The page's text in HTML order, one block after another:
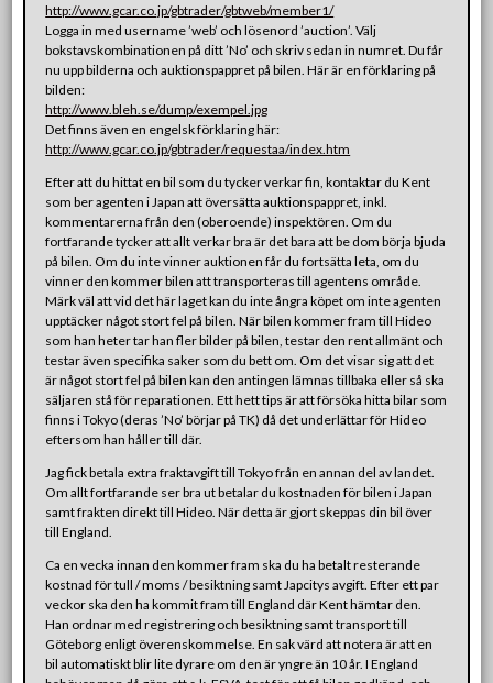
http://www.gcar.co.jp/gbtrader/gbtweb/member1/
Logga in med username ’web’ och lösenord ’auction’. Välj
bokstavskombinationen på ditt ’No’ och skriv sedan in numret. Du får
nu upp bilderna och auktionspappret på bilen. Här är en förklaring på
bilden:
http://www.bleh.se/dump/exempel.jpg
Det finns även en engelsk förklaring här:
http://www.gcar.co.jp/gbtrader/requestaa/index.htm
Efter att du hittat en bil som du tycker verkar fin, kontaktar du Kent
som ber agenten i Japan att översätta auktionspappret, inkl.
kommentarerna från den (oberoende) inspektören. Om du
fortfarande tycker att allt verkar bra är det bara att be dom börja bjuda
på bilen. Om du inte vinner auktionen får du fortsätta leta, om du
vinner den kommer bilen att transporteras till agentens område.
Märk väl att vid det här laget kan du inte ångra köpet om inte agenten
upptäcker något stort fel på bilen. När bilen kommer fram till Hideo
som han heter tar han fler bilder på bilen, testar den rent allmänt och
testar även specifika saker som du bett om. Om det visar sig att det
är något stort fel på bilen kan den antingen lämnas tillbaka eller så ska
säljaren stå för reparationen. Ett hett tips är att försöka hitta bilar som
finns i Tokyo (deras ’No’ börjar på TK) då det underlättar för Hideo
eftersom han håller till där.
Jag fick betala extra fraktavgift till Tokyo från en annan del av landet.
Om allt fortfarande ser bra ut betalar du kostnaden för bilen i Japan
samt frakten direkt till Hideo. När detta är gjort skeppas din bil över
till England.
Ca en vecka innan den kommer fram ska du ha betalt resterande
kostnad för tull / moms / besiktning samt Japcitys avgift. Efter ett par
veckor ska den ha kommit fram till England där Kent hämtar den.
Han ordnar med registrering och besiktning samt transport till
Göteborg enligt överenskommelse. En sak värd att notera är att en
bil automatiskt blir lite dyrare om den är yngre än 10 år. I England